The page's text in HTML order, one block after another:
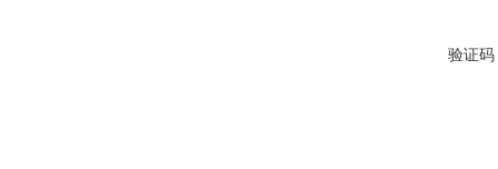
验证码